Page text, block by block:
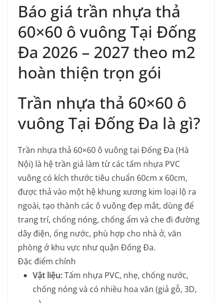
Báo giá trần nhựa thả
60×60 ô vuông Tại Đống
Đa 2026 – 2027 theo m2
hoàn thiện trọn gói
Trần nhựa thả 60×60 ô
vuông Tại Đống Đa là gì?
Trần nhựa thả 60×60 ô vuông tại Đống Đa (Hà
Nội) là hệ trần giả làm từ các tấm nhựa PVC
vuông có kích thước tiêu chuẩn 60cm x 60cm,
được thả vào một hệ khung xương kim loại lộ ra
ngoài, tạo thành các ô vuông đẹp mắt, dùng để
trang trí, chống nóng, chống ẩm và che đi đường
dây điện, ống nước, phù hợp cho nhà ở, văn
phòng ở khu vực như quận Đống Đa.
Đặc điểm chính
Vật liệu:Tấm nhựa PVC, nhẹ, chống nước,
chống nóng và có nhiều hoa văn (giả gỗ, 3D,